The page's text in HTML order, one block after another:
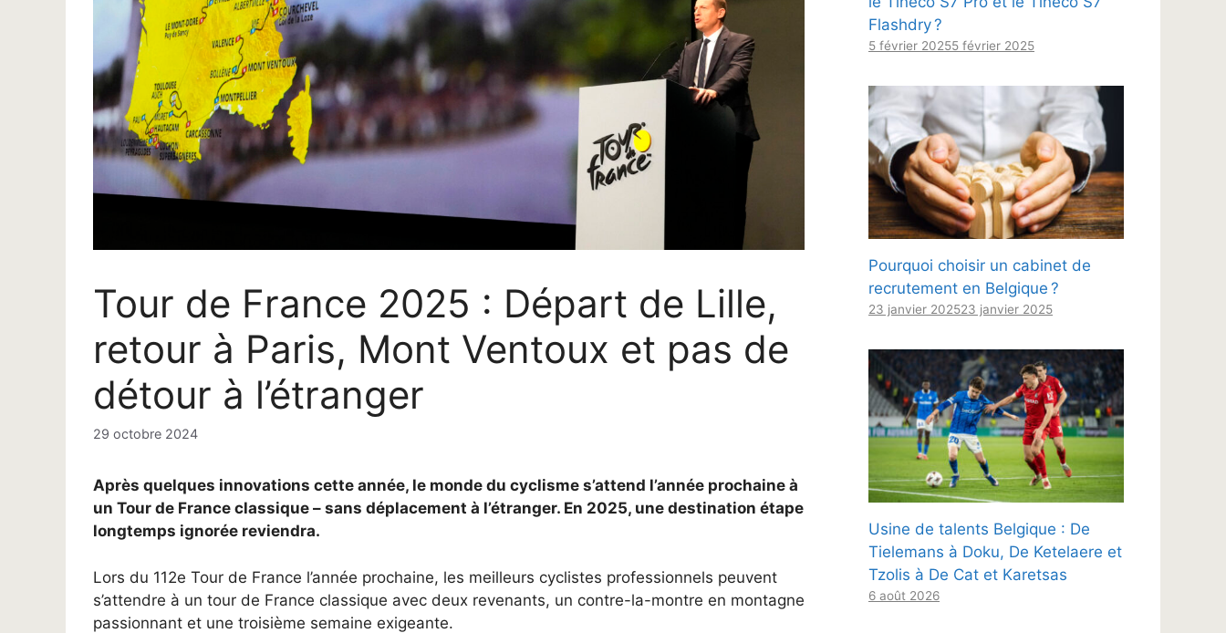
Tour de France 2025 : Départ de Lille,
retour à Paris, Mont Ventoux et pas de
détour à l’étranger
29 octobre 2024
Après quelques innovations cette année, le monde du cyclisme s’attend l’année prochaine à
un Tour de France classique – sans déplacement à l’étranger. En 2025, une destination étape
longtemps ignorée reviendra.
Lors du 112e Tour de France l’année prochaine, les meilleurs cyclistes professionnels peuvent
s’attendre à un tour de France classique avec deux revenants, un contre-la-montre en montagne
passionnant et une troisième semaine exigeante.
Flashdry ?
5 février 20255 février 2025
Pourquoi choisir un cabinet de
recrutement en Belgique ?
23 janvier 202523 janvier 2025
Usine de talents Belgique : De
Tielemans à Doku, De Ketelaere et
Tzolis à De Cat et Karetsas
6 août 2026